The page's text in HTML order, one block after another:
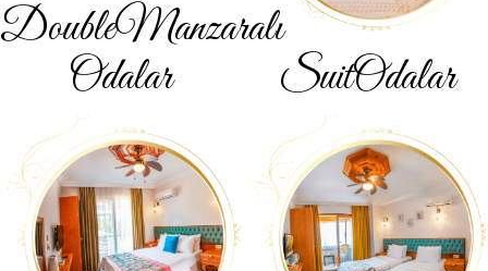
DoubleManzaralı
Odalar
SuitOdalar